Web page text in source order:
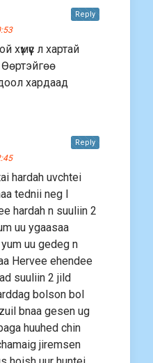
хүмүүс л хартай
хардаад
Reply
hardah uvchtei
tednii neg l
hardah n suuliin 2
uu ygaasaa
uu gedeg n
Hervee ehendee
suuliin 2 jild
bolson bol
bnaa gesen ug
huuhed chin
jiremsen
Reply